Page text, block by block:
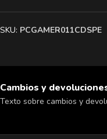
SKU: PCGAMER011CDSPE
Cambios y
Texto sobre cambios y